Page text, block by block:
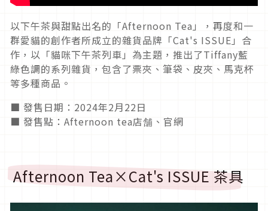
以下午茶與甜點出名的「Afternoon Tea」，再度和一
群愛貓的創作者所成立的雜貨品牌「Cat's ISSUE」合
作，以「貓咪下午茶列車」為主題，推出了Tiffany藍
綠色調的系列雜貨，包含了票夾、筆袋、皮夾、馬克杯
等多種商品。
■ 發售日期：2024年2月22日
■ 發售點：Afternoon tea店舗、官網
Afternoon Tea×Cat's ISSUE 茶具